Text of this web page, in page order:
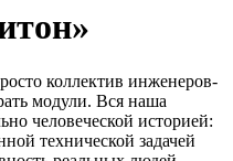
коллектив инженеров-
модули. Вся наша
человеческой историей:
технической задачей